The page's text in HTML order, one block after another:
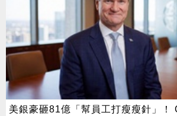
美銀豪砸81億「幫員工打瘦瘦針」！